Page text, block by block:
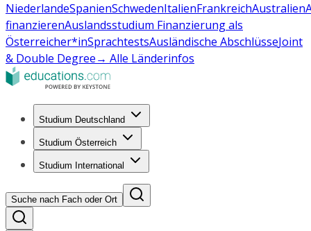
NiederlandeSpanienSchwedenItalienFrankreichAustralien
finanzierenAuslandsstudium Finanzierung als
Österreicher*inSprachtestsAusländische AbschlüsseJoint
& Double Degree→ Alle Länderinfos
Studium Deutschland
Studium Österreich
Studium International
Suche nach Fach oder Ort